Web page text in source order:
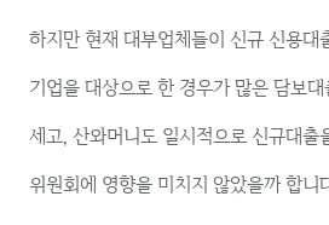
하지만 현재 대부업체들이 신규 신용대
기업을 대상으로 한 경우가 많은 담보
세고, 산와머니도 일시적으로 신규대출
위원회에 영향을 미치지 않았을까 합니